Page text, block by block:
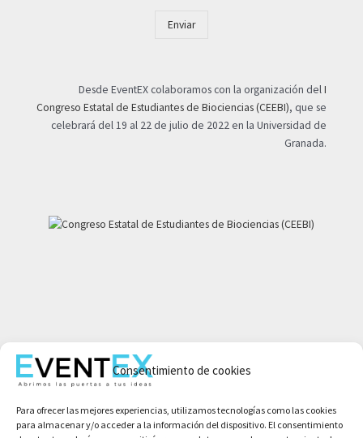
Consentimiento de cookies
Para ofrecer las mejores experiencias, utilizamos tecnologías como las cookies
para almacenar y/o acceder a la información del dispositivo. El consentimiento
Enviar
Desde EventEX colaboramos con la organización delI
Congreso Estatal de Estudiantes de Biociencias (CEEBI), que se
celebrará del 19 al 22 de julio de 2022 en la Universidad de
Granada.
Aviso legal
Política de privacidad
Condiciones de compra
Política de cookies